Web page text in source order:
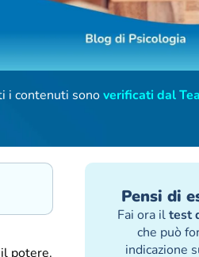
i contenuti sonoverificati dal
potere.
Pensi di
Fai ora iltest
che può
indicazione